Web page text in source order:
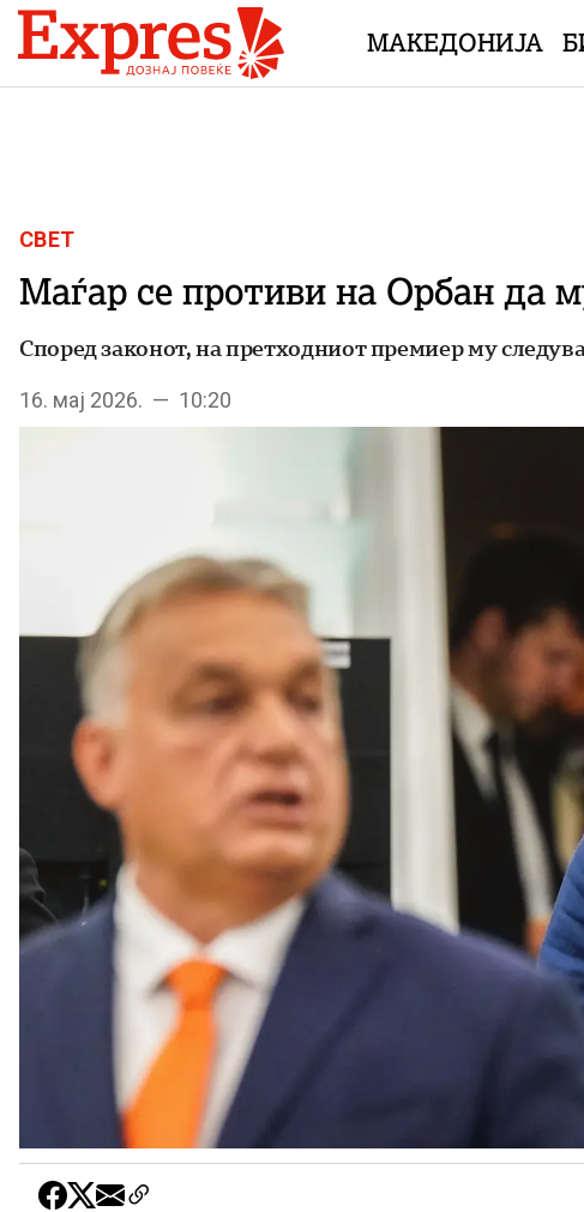
Skip to content
МАКЕДОНИЈА
СВЕТ
Маѓар се противи на Орбан да
Според законот, на претходниот премиер му
16. мај 2026. — 10:20